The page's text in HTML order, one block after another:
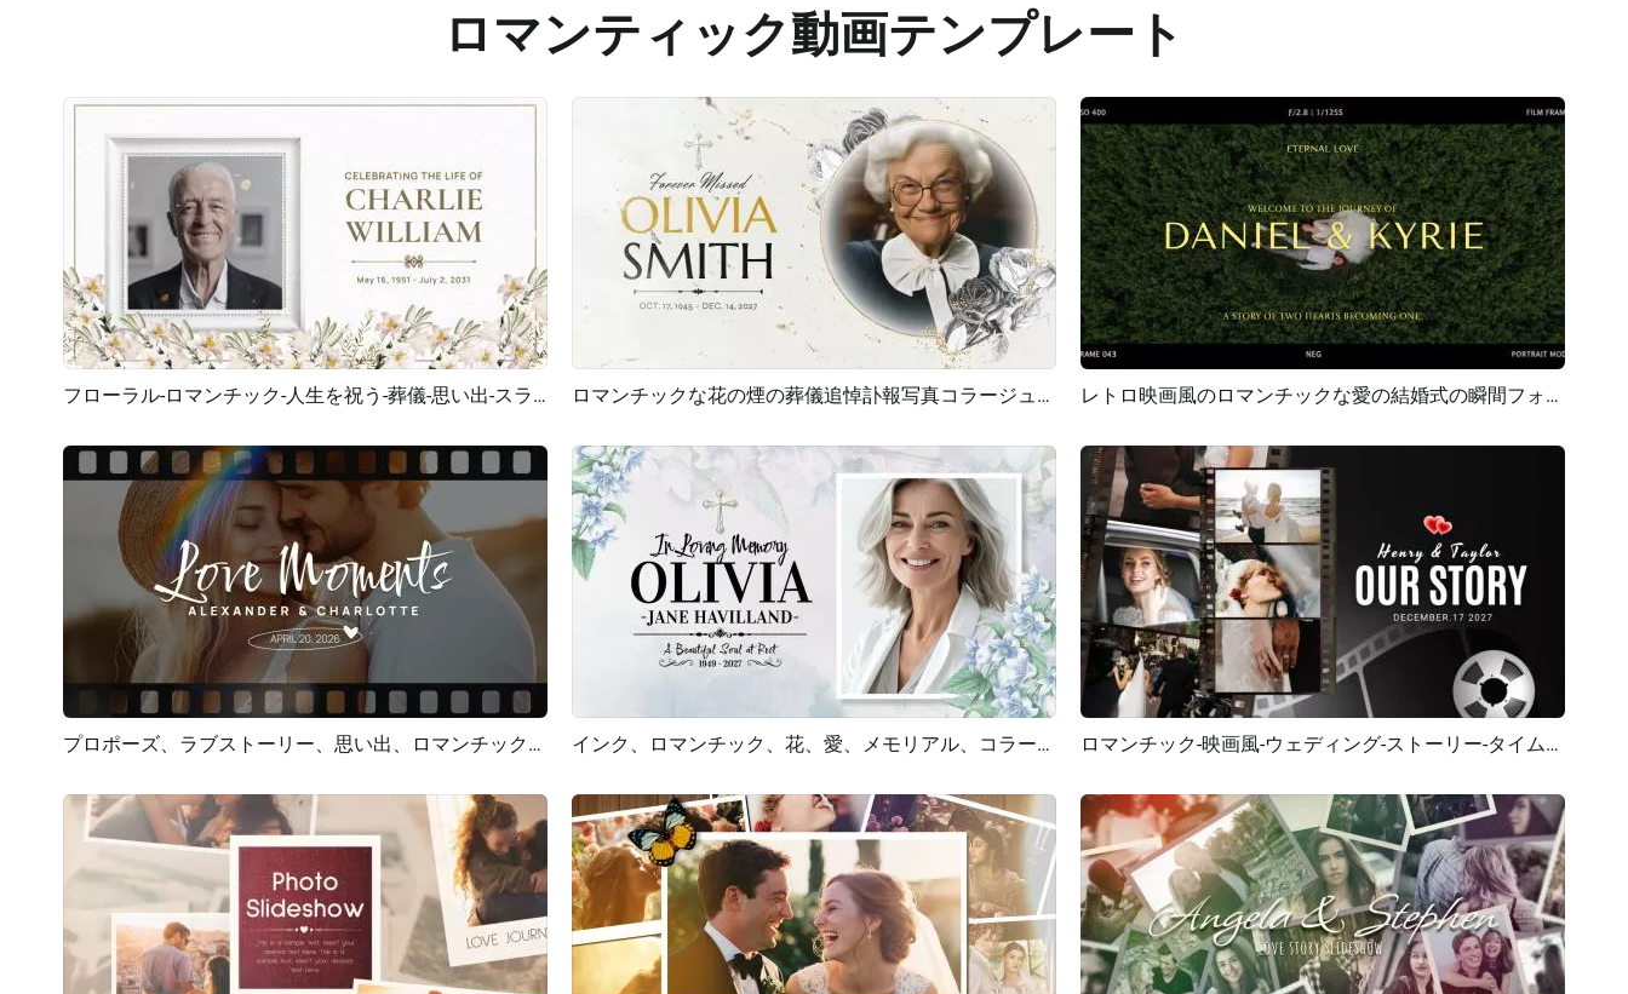
ロマンティック動画テンプレート
プレビュー AI再生成 フローラル-ロマンチック-人生を祝う-葬儀-思い出-スライドショー プレビュー AI再生成 ロマンチックな花の煙の葬儀追悼訃報写真コラージュスライドショー プレビュー AI再生成 レトロ映画風のロマンチックな愛の結婚式の瞬間フォトコラージュスライドショー
プレビュー AI再生成 プロポーズ、ラブストーリー、思い出、ロマンチック、映画、写真、コラージュ、スライドショー プレビュー AI再生成 インク、ロマンチック、花、愛、メモリアル、コラージュ、葬儀、死亡記事、女性、スライドショー プレビュー AI再生成 ロマンチック-映画風-ウェディング-ストーリー-タイムライン-愛の思い出-コラージュ-プロポーズ-スライドショー